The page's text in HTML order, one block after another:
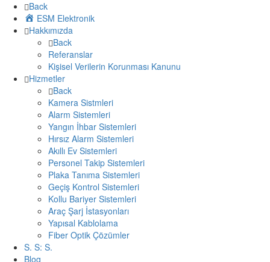
Back
ESM Elektronik
Hakkımızda
Back
Referanslar
Kişisel Verilerin Korunması Kanunu
Hizmetler
Back
Kamera Sistmleri
Alarm Sistemleri
Yangın İhbar Sistemleri
Hırsız Alarm Sistemleri
Akıllı Ev Sistemleri
Personel Takip Sistemleri
Plaka Tanıma Sistemleri
Geçiş Kontrol Sistemleri
Kollu Bariyer Sistemleri
Araç Şarj İstasyonları
Yapısal Kablolama
Fiber Optik Çözümler
S. S: S.
Blog